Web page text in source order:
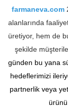
farmaneva.com
alanlarında
üretiyor, hem de
şekilde
günden bu yana
hedeflerimizi
partnerlik veya